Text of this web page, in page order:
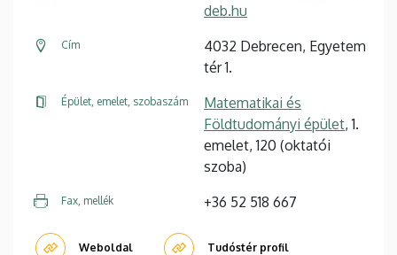
deb.hu
Cím
4032 Debrecen, Egyetem
tér 1.
Épület, emelet, szobaszám
Matematikai és
Földtudományi épület, 1.
emelet, 120 (oktatói
szoba)
Fax, mellék +36 52 518 667
Weboldal Tudóstér profil